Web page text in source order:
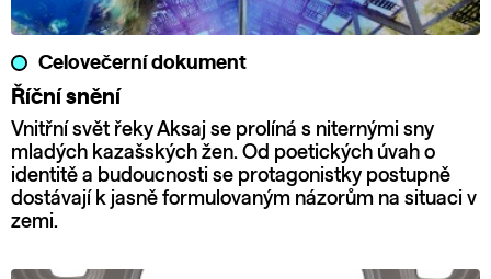
Celovečerní dokument
Říční snění
Vnitřní svět řeky Aksaj se prolíná s niternými sny
mladých kazašských žen. Od poetických úvah o
identitě a budoucnosti se protagonistky postupně
dostávají k jasně formulovaným názorům na situaci v
zemi.